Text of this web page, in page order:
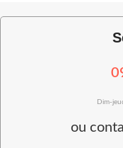
Dim-
ou